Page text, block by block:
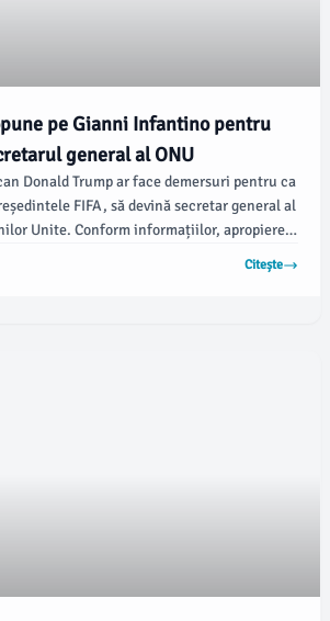
pe Gianni Infantino pentru
general al ONU
Donald Trump ar face demersuri pentru ca
FIFA, să devină secretar general al
Unite. Conform informațiilor, apropierea
Citește